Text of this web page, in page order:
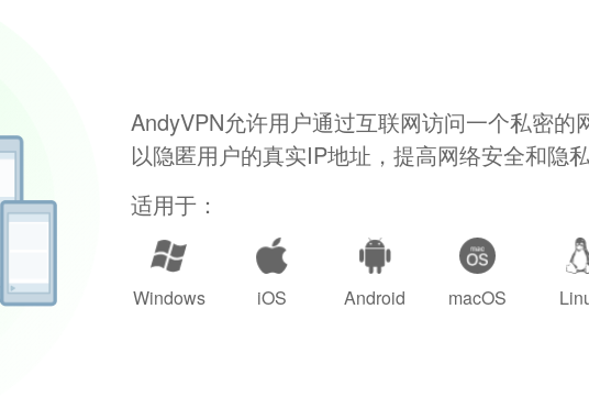
AndyVPN允许用户通过互联网访问一个私密的
以隐匿用户的真实IP地址，提高网络安全和隐私
适用于：
Windows iOS Android macOS